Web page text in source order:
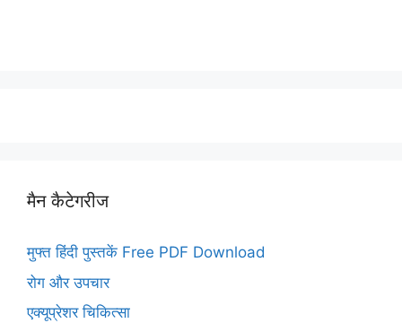
मैन कैटेगरीज
मुफ्त हिंदी पुस्तकें Free PDF Download
रोग और उपचार
एक्यूप्रेशर चिकित्सा